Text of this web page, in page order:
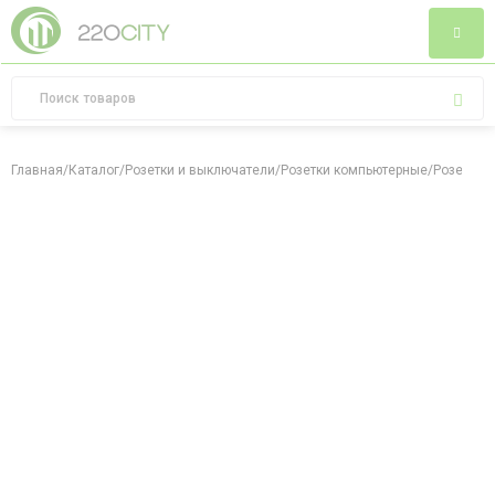
Главная/Каталог/Розетки и выключатели/Розетки компьютерные/Розетка